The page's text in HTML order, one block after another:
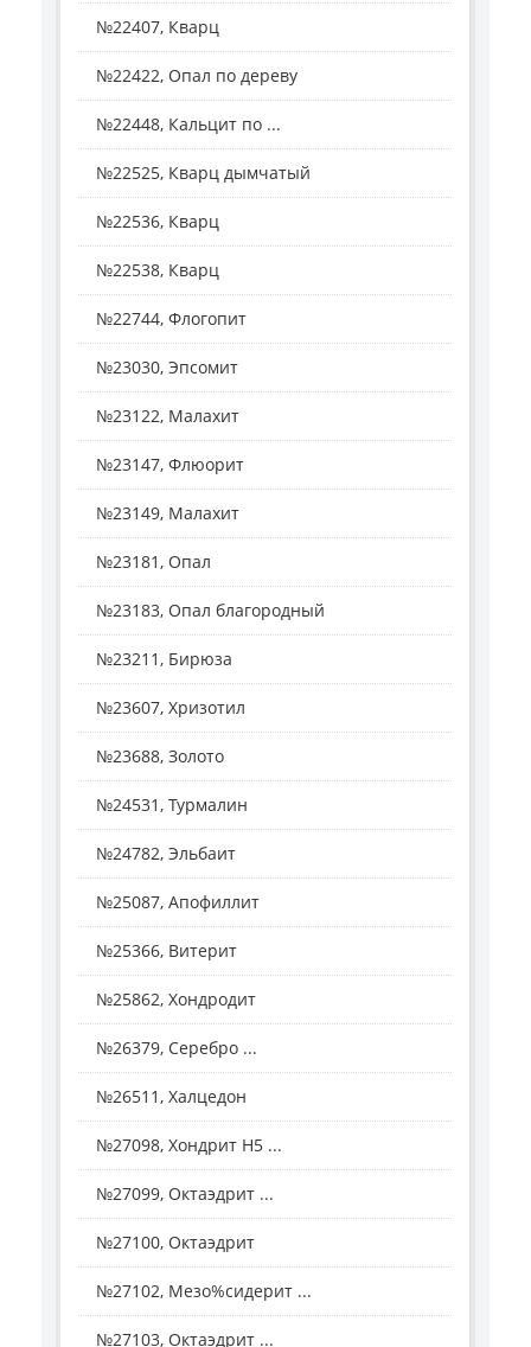
№22407, Кварц
№22422, Опал по дереву
№22448, Кальцит по ...
№22525, Кварц дымчатый
№22536, Кварц
№22538, Кварц
№22744, Флогопит
№23030, Эпсомит
№23122, Малахит
№23147, Флюорит
№23149, Малахит
№23181, Опал
№23183, Опал благородный
№23211, Бирюза
№23607, Хризотил
№23688, Золото
№24531, Турмалин
№24782, Эльбаит
№25087, Апофиллит
№25366, Витерит
№25862, Хондродит
№26379, Серебро ...
№26511, Халцедон
№27098, Хондрит H5 ...
№27099, Октаэдрит ...
№27100, Октаэдрит
№27102, Мезо%сидерит ...
№27103, Октаэдрит ...